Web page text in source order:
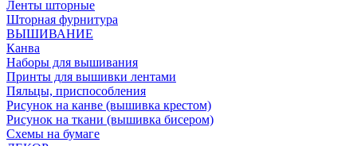
Ленты шторные
Шторная фурнитура
ВЫШИВАНИЕ
Канва
Наборы для вышивания
Принты для вышивки лентами
Пяльцы, приспособления
Рисунок на канве (вышивка крестом)
Рисунок на ткани (вышивка бисером)
Схемы на бумаге